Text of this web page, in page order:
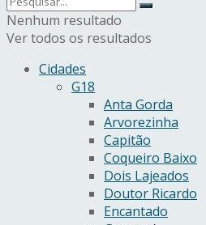
Nenhum resultado
Ver todos os resultados
Cidades
G18
Anta Gorda
Arvorezinha
Capitão
Coqueiro Baixo
Dois Lajeados
Doutor Ricardo
Encantado